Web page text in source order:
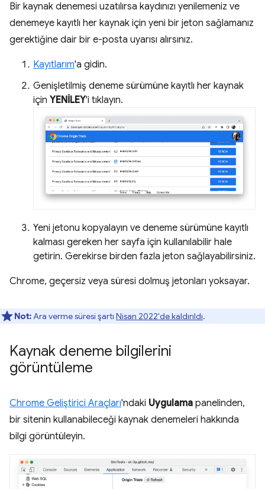
Bir kaynak denemesi uzatılırsa kaydınızı yenilemeniz ve
denemeye kayıtlı her kaynak için yeni bir jeton sağlamanız
gerektiğine dair bir e-posta uyarısı alırsınız.
Kayıtlarım'a gidin.
Genişletilmiş deneme sürümüne kayıtlı her kaynak
için YENİLEY'i tıklayın.
Yeni jetonu kopyalayın ve deneme sürümüne kayıtlı
kalması gereken her sayfa için kullanılabilir hale
getirin. Gerekirse birden fazla jeton sağlayabilirsiniz.
Chrome, geçersiz veya süresi dolmuş jetonları yoksayar.
Not:Ara verme süresi şartı Nisan 2022'de kaldırıldı.
Kaynak deneme bilgilerini
görüntüleme
Chrome Geliştirici Araçları'ndaki Uygulama panelinden,
bir sitenin kullanabileceği kaynak denemeleri hakkında
bilgi görüntüleyin.